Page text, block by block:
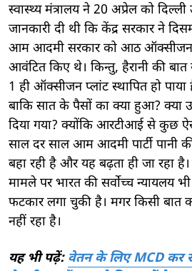
स्वास्थ्य मंत्रालय ने 20 अप्रेल को
जानकारी दी थी कि केंद्र सरकार ने
आम आदमी सरकार को आठ ऑक्सीजन
आवंटित किए थे। किन्तु, हैरानी की
1 ही ऑक्सीजन प्लांट स्थापित हो
बाकि सात के पैसों का क्या हुआ? क्या
दिया गया? क्योंकि आरटीआई से कुछ
साल दर साल आम आदमी पार्टी पानी
बहा रही है और यह बढ़ता ही जा रहा
मामले पर भारत की सर्वोच्च न्यायलय
फटकार लगा चुकी है। मगर किसी बात
नहीं रहा है।
यह भी पढ़ें: वेतन के लिए MCD कर